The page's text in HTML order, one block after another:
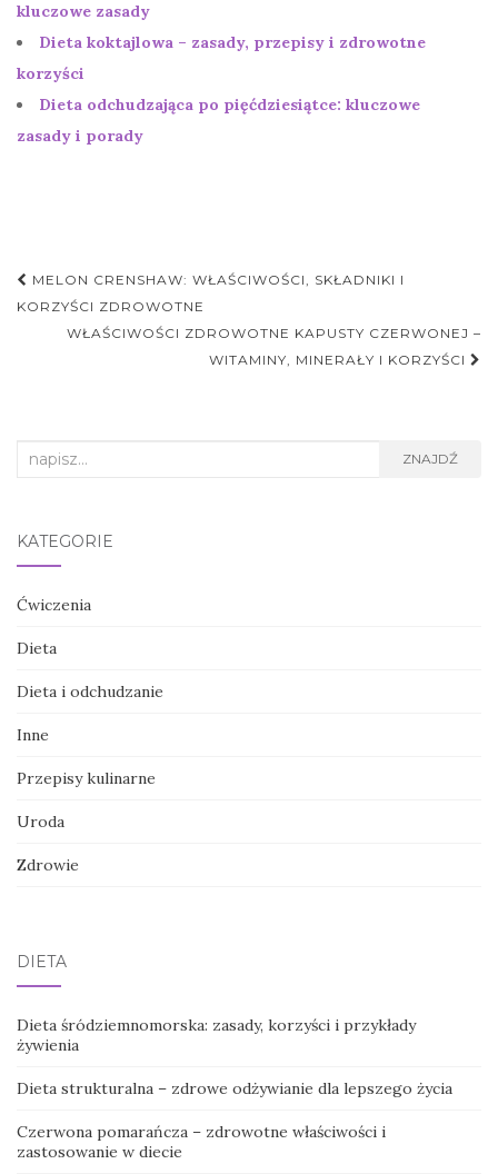
kluczowe zasady
Dieta koktajlowa – zasady, przepisy i zdrowotne
korzyści
Dieta odchudzająca po pięćdziesiątce: kluczowe
zasady i porady
Nawigacja
postu
MELON CRENSHAW: WŁAŚCIWOŚCI, SKŁADNIKI I
KORZYŚCI ZDROWOTNE
WŁAŚCIWOŚCI ZDROWOTNE KAPUSTY CZERWONEJ –
WITAMINY, MINERAŁY I KORZYŚCI
Search
ZNAJDŹ
KATEGORIE
Ćwiczenia
Dieta
Dieta i odchudzanie
Inne
Przepisy kulinarne
Uroda
Zdrowie
DIETA
Dieta śródziemnomorska: zasady, korzyści i przykłady
żywienia
Dieta strukturalna – zdrowe odżywianie dla lepszego życia
Czerwona pomarańcza – zdrowotne właściwości i
zastosowanie w diecie